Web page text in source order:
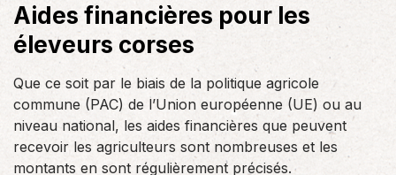
Aides financières pour les
éleveurs corses
Que ce soit par le biais de la politique agricole
commune (PAC) de l’Union européenne (UE) ou au
niveau national, les aides financières que peuvent
recevoir les agriculteurs sont nombreuses et les
montants en sont régulièrement précisés.